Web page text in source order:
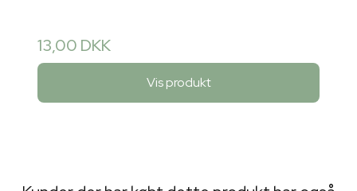
13,00 DKK
Vis produkt